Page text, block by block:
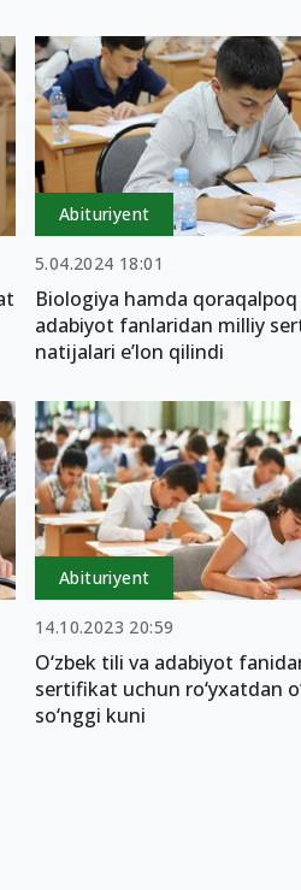
Abituriyent
5.04.2024 18:01
Biologiya hamda
adabiyot fanlaridan milliy
natijalari e’lon qilindi
Abituriyent
14.10.2023 20:59
O‘zbek tili va adabiyot
sertifikat uchun ro‘yxatdan
so‘nggi kuni